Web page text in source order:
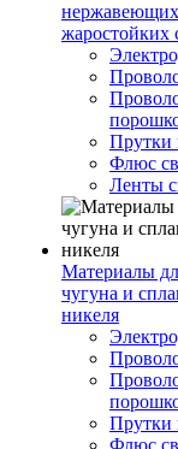
жаростойких
Прутки
Флюс
Ленты
Материалы
чугуна и
никеля
Прутки
Флюс